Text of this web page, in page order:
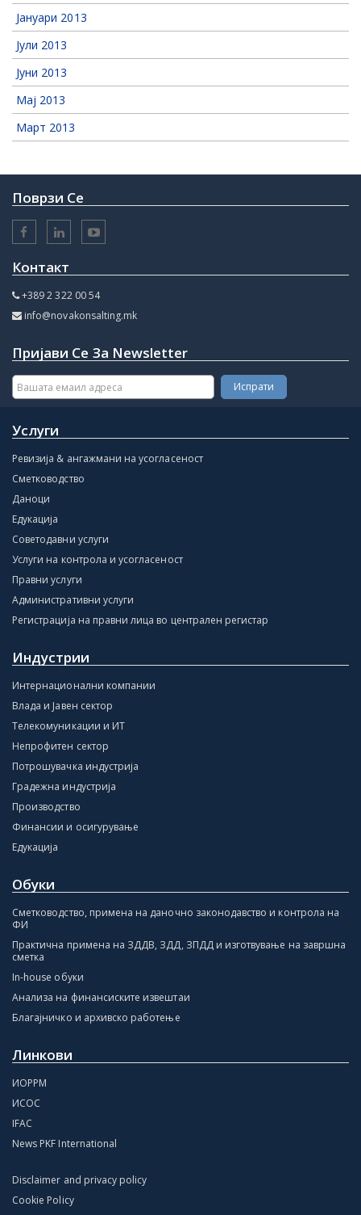
Јануари 2013
Јули 2013
Јуни 2013
Мај 2013
Март 2013
Поврзи Се
Контакт
+389 2 322 00 54
info@novakonsalting.mk
Пријави Се За Newsletter
Услуги
Ревизија & ангажмани на усогласеност
Сметководство
Даноци
Едукација
Советодавни услуги
Услуги на контрола и усогласеност
Правни услуги
Административни услуги
Регистрација на правни лица во централен регистар
Индустрии
Интернационални компании
Влада и Јавен сектор
Телекомуникации и ИТ
Непрофитен сектор
Потрошувачка индустрија
Градежна индустрија
Производство
Финансии и осигурување
Едукација
Обуки
Сметководство, примена на даночно законодавство и контрола на
ФИ
Практична примена на ЗДДВ, ЗДД, ЗПДД и изготвување на завршна
сметка
In-house обуки
Анализа на финансиските извештаи
Благајничко и архивско работење
Линкови
ИОРРМ
ИСОС
IFAC
News PKF International
Disclaimer and privacy policy
Cookie Policy